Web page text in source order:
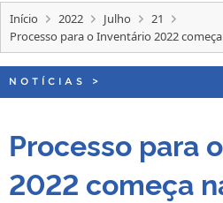
Início 2022 Julho
21
Processo para o Inventário 2022
NOTÍCIAS >
Processo para
2022 começa